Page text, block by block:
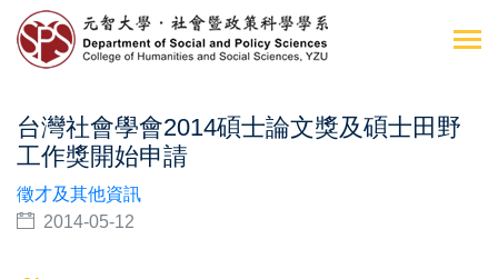
台灣社會學會2014碩士論文獎及碩士田野
工作獎開始申請
徵才及其他資訊
2014-05-12